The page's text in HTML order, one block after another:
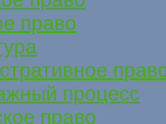
право
процесс
право